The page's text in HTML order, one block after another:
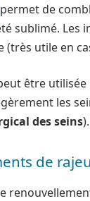
permet de
sublimé.
(très utile en
être
les
des seins).
de